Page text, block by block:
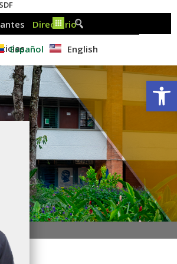
Español English